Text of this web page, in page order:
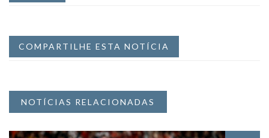
COMPARTILHE ESTA NOTÍCIA
NOTÍCIAS RELACIONADAS